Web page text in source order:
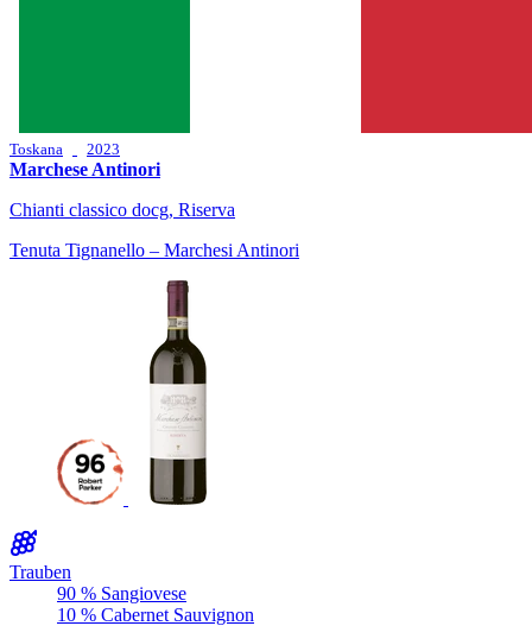
Toskana 2023
Marchese Antinori
Chianti classico docg, Riserva
Tenuta Tignanello – Marchesi Antinori
Trauben
90 % Sangiovese
10 % Cabernet Sauvignon